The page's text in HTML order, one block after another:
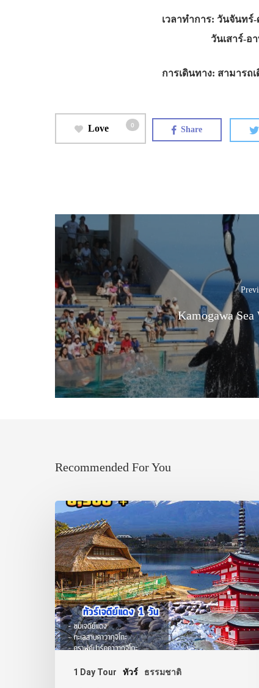
เวลาทำการ: วันจันทร์-
วันเสาร์-อาทิตย์แ
การเดินทาง: สามารถ
Love 0 Share
Kamogawa Sea
Recommended For You
1 Day Tour ทัวร์ ธรรมชาติ